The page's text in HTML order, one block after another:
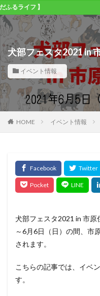
】
犬部フェスタ2021 in
イベント情報
HOME イベント情報
犬部フェスタ2021 in 市原
～6月6日（日）の間、市
されます。
こちらの記事では、イベ
す。